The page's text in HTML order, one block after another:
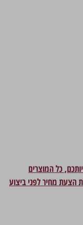
כל המוצרים
הצעת מחיר לפני ביצוע